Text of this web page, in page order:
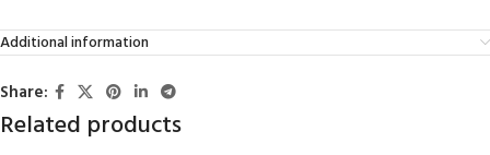
Additional information
Share:
Related products